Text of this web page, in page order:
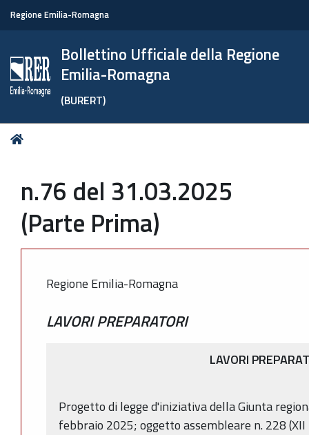
Regione Emilia-Romagna
Bollettino Ufficiale della Regione
Emilia-Romagna
(BURERT)
Tu
n.76 del 31.03.2025
(Parte Prima)
Regione Emilia-Romagna
LAVORI PREPARATORI
LAVORI
Progetto di legge d'iniziativa della Giunta
febbraio 2025; oggetto assembleare n. 228